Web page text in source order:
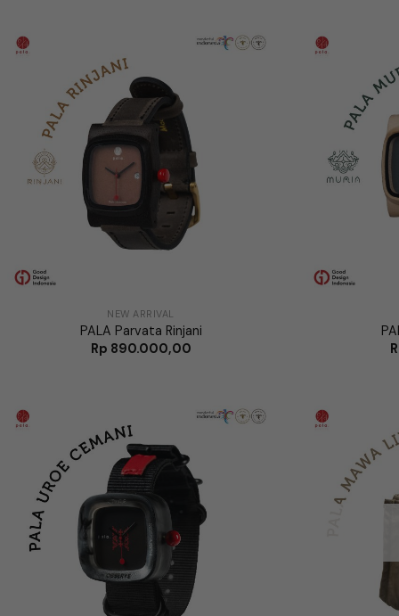
NEW ARRIVAL
PALA Parvata Rinjani
Rp 890.000,00